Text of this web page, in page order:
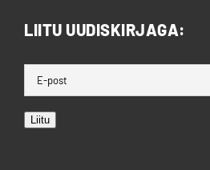
LIITU UUDISKIRJAGA:
Liitu